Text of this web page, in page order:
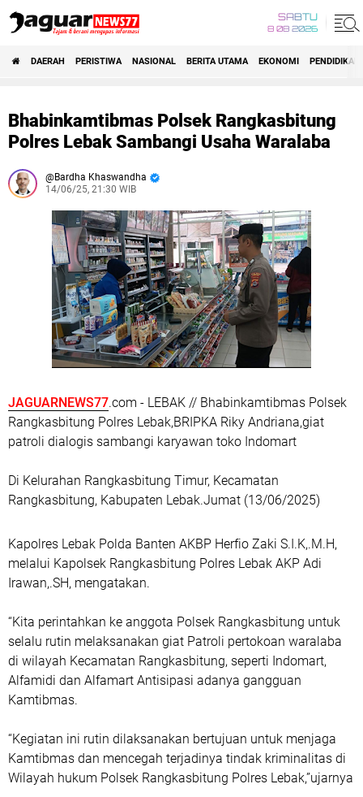
SABTU
8 08 2026
DAERAH PERISTIWA NASIONAL BERITA UTAMA EKONOMI PENDIDIKAN
Bhabinkamtibmas Polsek Rangkasbitung
Polres Lebak Sambangi Usaha Waralaba
Bardha Khaswandha
14/06/25, 21:30 WIB
JAGUARNEWS77.com - LEBAK // Bhabinkamtibmas Polsek
Rangkasbitung Polres Lebak,BRIPKA Riky Andriana,giat
patroli dialogis sambangi karyawan toko Indomart
Di Kelurahan Rangkasbitung Timur, Kecamatan
Rangkasbitung, Kabupaten Lebak.Jumat (13/06/2025)
Kapolres Lebak Polda Banten AKBP Herfio Zaki S.I.K,.M.H,
melalui Kapolsek Rangkasbitung Polres Lebak AKP Adi
Irawan,.SH, mengatakan.
“Kita perintahkan ke anggota Polsek Rangkasbitung untuk
selalu rutin melaksanakan giat Patroli pertokoan waralaba
di wilayah Kecamatan Rangkasbitung, seperti Indomart,
Alfamidi dan Alfamart Antisipasi adanya gangguan
Kamtibmas.
“Kegiatan ini rutin dilaksanakan bertujuan untuk menjaga
Kamtibmas dan mencegah terjadinya tindak kriminalitas di
Wilayah hukum Polsek Rangkasbitung Polres Lebak,”ujarnya